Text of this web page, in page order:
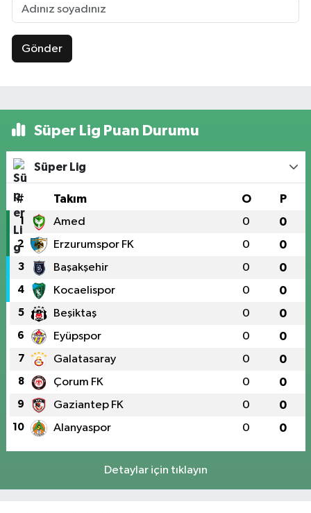
Gönder
Süper Lig Puan Durumu
Süper Lig
# Takım O P
1 Amed 0 0
2 Erzurumspor FK 0 0
3 Başakşehir 0 0
4 Kocaelispor 0 0
5 Beşiktaş 0 0
6 Eyüpspor 0 0
7 Galatasaray 0 0
8 Çorum FK 0 0
9 Gaziantep FK 0 0
10 Alanyaspor 0 0
Detaylar için tıklayın